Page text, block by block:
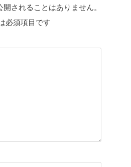
開されることはありません。
必須項目です